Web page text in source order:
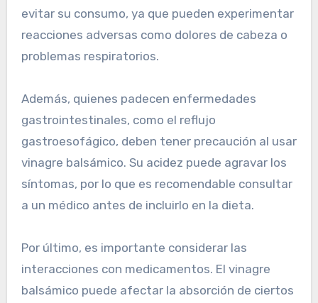
evitar su consumo, ya que pueden experimentar
reacciones adversas como dolores de cabeza o
problemas respiratorios.
Además, quienes padecen enfermedades
gastrointestinales, como el reflujo
gastroesofágico, deben tener precaución al usar
vinagre balsámico. Su acidez puede agravar los
síntomas, por lo que es recomendable consultar
a un médico antes de incluirlo en la dieta.
Por último, es importante considerar las
interacciones con medicamentos. El vinagre
balsámico puede afectar la absorción de ciertos